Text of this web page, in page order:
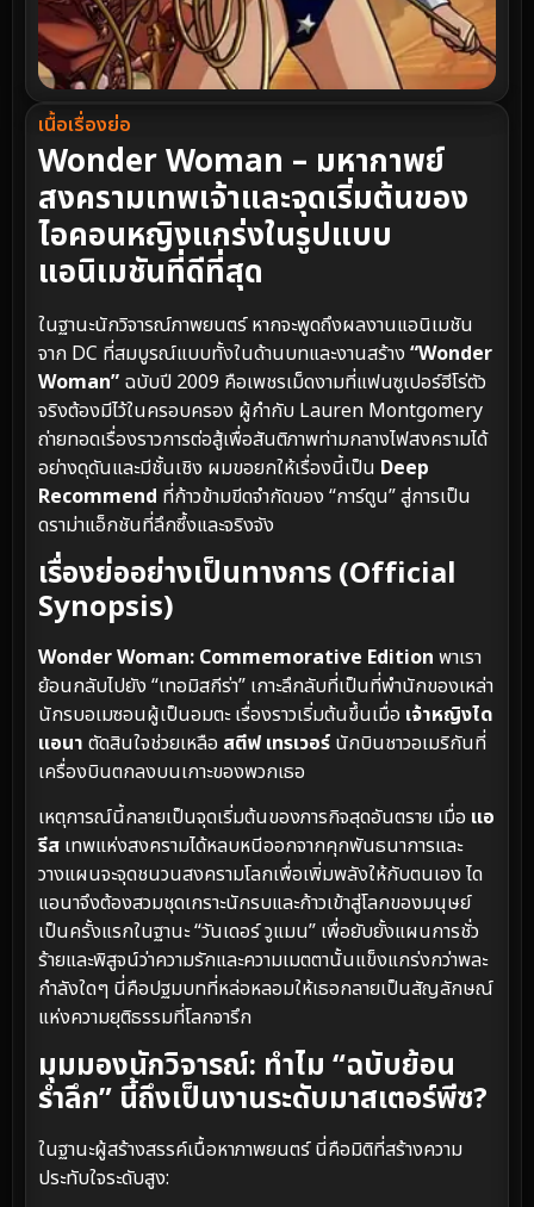
เนื้อเรื่องย่อ
Wonder Woman – มหากาพย์
สงครามเทพเจ้าและจุดเริ่มต้นของ
ไอคอนหญิงแกร่งในรูปแบบ
แอนิเมชันที่ดีที่สุด
ในฐานะนักวิจารณ์ภาพยนตร์ หากจะพูดถึงผลงานแอนิเมชัน
จาก DC ที่สมบูรณ์แบบทั้งในด้านบทและงานสร้าง “Wonder
Woman” ฉบับปี 2009 คือเพชรเม็ดงามที่แฟนซูเปอร์ฮีโร่ตัว
จริงต้องมีไว้ในครอบครอง ผู้กำกับ Lauren Montgomery
ถ่ายทอดเรื่องราวการต่อสู้เพื่อสันติภาพท่ามกลางไฟสงครามได้
อย่างดุดันและมีชั้นเชิง ผมขอยกให้เรื่องนี้เป็น Deep
Recommend ที่ก้าวข้ามขีดจำกัดของ “การ์ตูน” สู่การเป็น
ดราม่าแอ็กชันที่ลึกซึ้งและจริงจัง
เรื่องย่ออย่างเป็นทางการ (Official
Synopsis)
Wonder Woman: Commemorative Edition พาเรา
ย้อนกลับไปยัง “เทอมิสกีร่า” เกาะลึกลับที่เป็นที่พำนักของเหล่า
นักรบอเมซอนผู้เป็นอมตะ เรื่องราวเริ่มต้นขึ้นเมื่อ เจ้าหญิงได
แอนา ตัดสินใจช่วยเหลือ สตีฟ เทรเวอร์ นักบินชาวอเมริกันที่
เครื่องบินตกลงบนเกาะของพวกเธอ
เหตุการณ์นี้กลายเป็นจุดเริ่มต้นของภารกิจสุดอันตราย เมื่อ แอ
รีส เทพแห่งสงครามได้หลบหนีออกจากคุกพันธนาการและ
วางแผนจะจุดชนวนสงครามโลกเพื่อเพิ่มพลังให้กับตนเอง ได
แอนาจึงต้องสวมชุดเกราะนักรบและก้าวเข้าสู่โลกของมนุษย์
เป็นครั้งแรกในฐานะ “วันเดอร์ วูแมน” เพื่อยับยั้งแผนการชั่ว
ร้ายและพิสูจน์ว่าความรักและความเมตตานั้นแข็งแกร่งกว่าพละ
กำลังใดๆ นี่คือปฐมบทที่หล่อหลอมให้เธอกลายเป็นสัญลักษณ์
แห่งความยุติธรรมที่โลกจารึก
มุมมองนักวิจารณ์: ทำไม “ฉบับย้อน
รำลึก” นี้ถึงเป็นงานระดับมาสเตอร์พีซ?
ในฐานะผู้สร้างสรรค์เนื้อหาภาพยนตร์ นี่คือมิติที่สร้างความ
ประทับใจระดับสูง: